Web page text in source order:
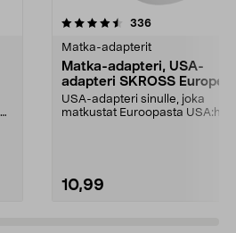
336arvostelut
Matka-adapterit
Matka-adapteri, USA-
adapteri SKROSS Europe to
USA
USA-adapteri sinulle, joka
matkustat Euroopasta USA:han.
10,99
4.0 viidestä